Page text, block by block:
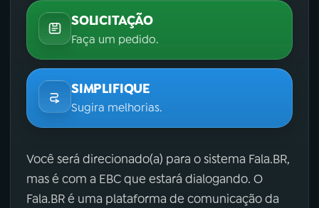
SOLICITAÇÃO
Faça um pedido.
SIMPLIFIQUE
Sugira melhorias.
Você será direcionado(a) para o sistema Fala.BR,
mas é com a EBC que estará dialogando. O
Fala.BR é uma plataforma de comunicação da